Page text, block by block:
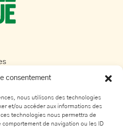
consentement
nous utilisons des technologies
et/ou accéder aux informations des
technologies nous permettra de
de navigation ou les ID